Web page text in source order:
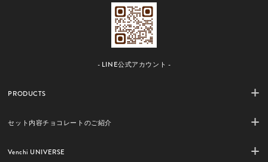
- LINE公式アカウント -
PRODUCTS
セット内容チョコレートのご紹介
Venchi UNIVERSE